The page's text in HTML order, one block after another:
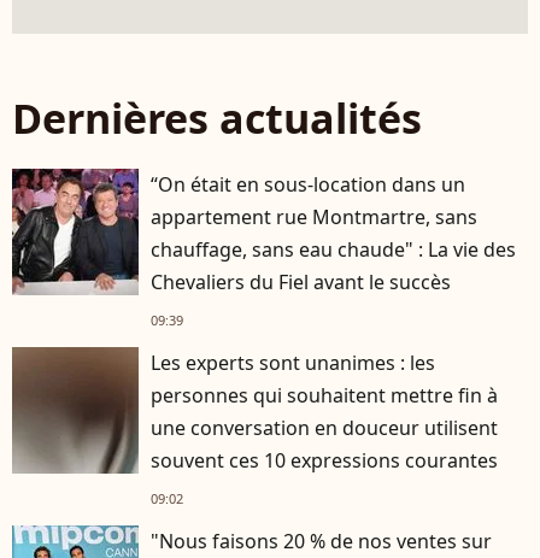
Dernières actualités
“On était en sous-location dans un
appartement rue Montmartre, sans
chauffage, sans eau chaude" : La vie des
Chevaliers du Fiel avant le succès
09:39
Les experts sont unanimes : les
personnes qui souhaitent mettre fin à
une conversation en douceur utilisent
souvent ces 10 expressions courantes
09:02
"Nous faisons 20 % de nos ventes sur